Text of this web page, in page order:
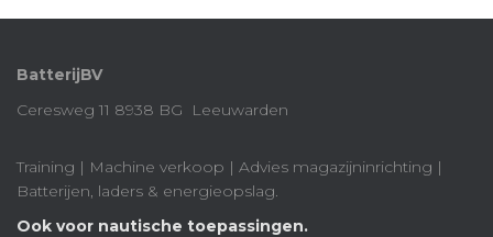
BatterijBV
Ceresweg 11 8938 BG Leeuwarden
Training | Machine verkoop | Advies magazijninrichting |
Batterijen, laders & energieopslag.
Ook voor nautische toepassingen.